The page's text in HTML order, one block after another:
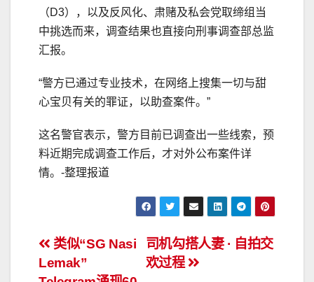
（D3），以及反风化、肃赌及私会党取缔组当
中挑选而来，调查结果也直接向刑事调查部总监
汇报。
“警方已通过专业技术，在网络上搜集一切与甜
心宝贝有关的罪证，以助查案件。”
这名警官表示，警方目前已调查出一些线索，预
料近期完成调查工作后，才对外公布案件详
情。-整理报道
文
司机勾搭人妻 · 自拍交
欢过程
类似“SG Nasi
Lemak”